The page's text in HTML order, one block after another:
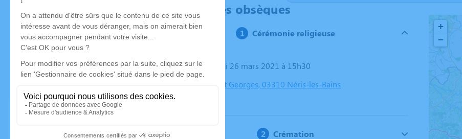
Déroulé des obsèques
Cérémonie religieuse
Le vendredi 26 mars 2021 à 15h30
Église Saint Georges, 03310 Néris-les-Bains
Crémation
+
−